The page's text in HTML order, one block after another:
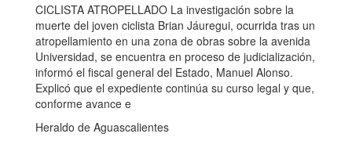
CICLISTA ATROPELLADO La investigación sobre la
muerte del joven ciclista Brian Jáuregui, ocurrida tras un
atropellamiento en una zona de obras sobre la avenida
Universidad, se encuentra en proceso de judicialización,
informó el fiscal general del Estado, Manuel Alonso.
Explicó que el expediente continúa su curso legal y que,
conforme avance e
Heraldo de Aguascalientes